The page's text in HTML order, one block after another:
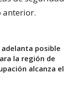
anterior.
posible
la región de
alcanza el